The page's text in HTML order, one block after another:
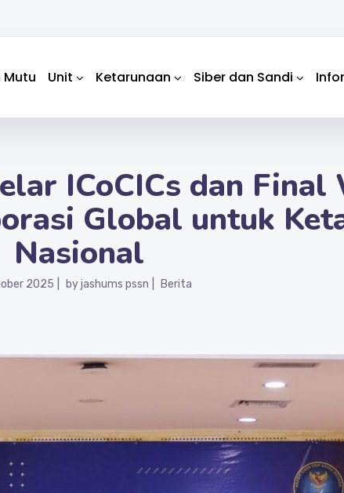
Mutu Unit Ketarunaan Siber dan Sandi
ICoCICs dan Final
Global untuk
Nasional
2025 byjashums pssn Berita